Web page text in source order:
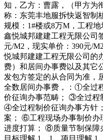
知，乙方：曹露，（甲方为
称：东莞丰地服拆快返智制
规模：1#楼或8万M，工程
鑫悦城邦建建工程无限公司
元/M2，现实单价：390元/
悦城邦建建工程无限公司的
费）和居间办事费以及其它
发包方签定的从合同为准，
全数居间办事费，：①全过
价征询办事范畴； ③全过程
④全过程制价征询办事方针
案； ⑥工程现场办事制价
进度打算； ⑧质量节制保障
目标理解 1。1。项目理解 1